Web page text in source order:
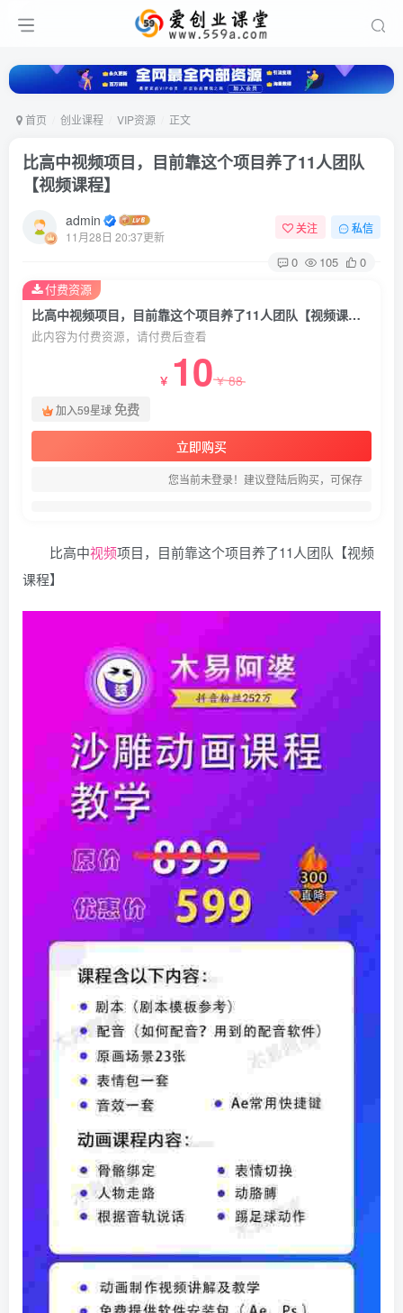
首页 创业课程 VIP资源 正文
比高中视频项目，目前靠这个项目养了11人团队
【视频课程】
admin
11月28日 20:37更新
关注 私信
0 105 0
比高中视频项目，目前靠这个项目养了11人团队【视频课程】
此内容为付费资源，请付费后查看
￥ 10￥88
加入59星球免费
立即购买
您当前未登录！建议登陆后购买，可保存
付费资源
比高中视频项目，目前靠这个项目养了11人团队【视频
课程】